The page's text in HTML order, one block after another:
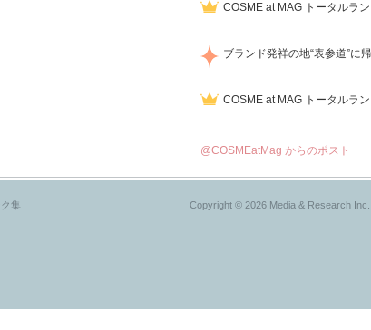
@COSMEatMag からのポスト
集 Copyright © 2026 Media & Research Inc.